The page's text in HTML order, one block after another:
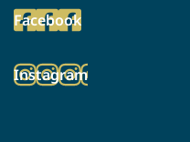
palveluun)
Facebook
(siirryt
palveluun)
Instagram
(siirryt